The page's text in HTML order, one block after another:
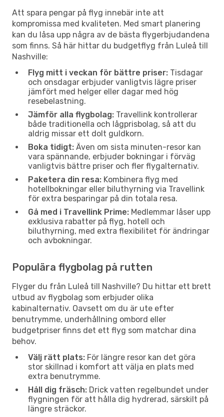
Att spara pengar på flyg innebär inte att
kompromissa med kvaliteten. Med smart planering
kan du låsa upp några av de bästa flygerbjudandena
som finns. Så här hittar du budgetflyg från Luleå till
Nashville:
Flyg mitt i veckan för bättre priser: Tisdagar
och onsdagar erbjuder vanligtvis lägre priser
jämfört med helger eller dagar med hög
resebelastning.
Jämför alla flygbolag: Travellink kontrollerar
både traditionella och lågprisbolag, så att du
aldrig missar ett dolt guldkorn.
Boka tidigt: Även om sista minuten-resor kan
vara spännande, erbjuder bokningar i förväg
vanligtvis bättre priser och fler flygalternativ.
Paketera din resa: Kombinera flyg med
hotellbokningar eller biluthyrning via Travellink
för extra besparingar på din totala resa.
Gå med i Travellink Prime: Medlemmar låser upp
exklusiva rabatter på flyg, hotell och
biluthyrning, med extra flexibilitet för ändringar
och avbokningar.
Populära flygbolag på rutten
Flyger du från Luleå till Nashville? Du hittar ett brett
utbud av flygbolag som erbjuder olika
kabinalternativ. Oavsett om du är ute efter
benutrymme, underhållning ombord eller
budgetpriser finns det ett flyg som matchar dina
behov.
Välj rätt plats: För längre resor kan det göra
stor skillnad i komfort att välja en plats med
extra benutrymme.
Håll dig fräsch: Drick vatten regelbundet under
flygningen för att hålla dig hydrerad, särskilt på
längre sträckor.